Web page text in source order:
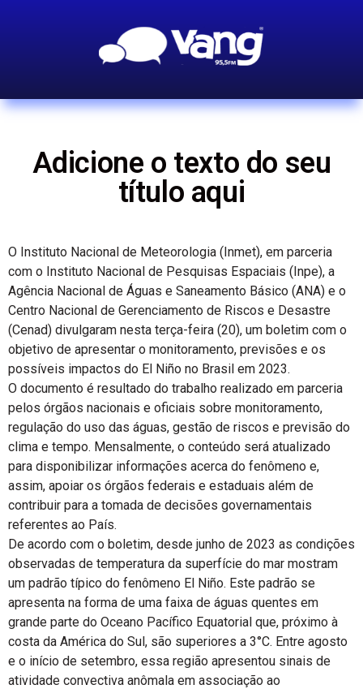
Adicione o texto do seu
título aqui
O Instituto Nacional de Meteorologia (Inmet), em parceria
com o Instituto Nacional de Pesquisas Espaciais (Inpe), a
Agência Nacional de Águas e Saneamento Básico (ANA) e o
Centro Nacional de Gerenciamento de Riscos e Desastre
(Cenad) divulgaram nesta terça-feira (20), um boletim com o
objetivo de apresentar o monitoramento, previsões e os
possíveis impactos do El Niño no Brasil em 2023.
O documento é resultado do trabalho realizado em parceria
pelos órgãos nacionais e oficiais sobre monitoramento,
regulação do uso das águas, gestão de riscos e previsão do
clima e tempo. Mensalmente, o conteúdo será atualizado
para disponibilizar informações acerca do fenômeno e,
assim, apoiar os órgãos federais e estaduais além de
contribuir para a tomada de decisões governamentais
referentes ao País.
De acordo com o boletim, desde junho de 2023 as condições
observadas de temperatura da superfície do mar mostram
um padrão típico do fenômeno El Niño. Este padrão se
apresenta na forma de uma faixa de águas quentes em
grande parte do Oceano Pacífico Equatorial que, próximo à
costa da América do Sul, são superiores a 3°C. Entre agosto
e o início de setembro, essa região apresentou sinais de
atividade convectiva anômala em associação ao